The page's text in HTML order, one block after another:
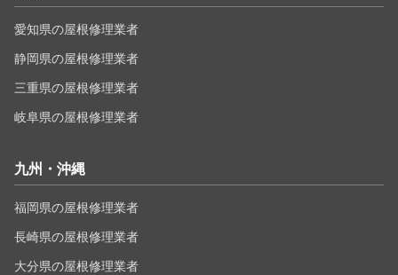
愛知県の屋根修理業者
静岡県の屋根修理業者
三重県の屋根修理業者
岐阜県の屋根修理業者
九州・沖縄
福岡県の屋根修理業者
長崎県の屋根修理業者
大分県の屋根修理業者